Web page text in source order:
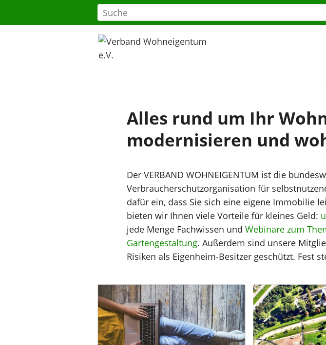
Alles rund um Ihr
modernisieren und
Der VERBAND WOHNEIGENTUM ist die
Verbraucherschutzorganisation für
dafür ein, dass Sie sich eine eigene Immobilie
bieten wir Ihnen viele Vorteile für kleines Geld:
jede Menge Fachwissen und Webinare zum
Gartengestaltung. Außerdem sind unsere
Risiken als Eigenheim-Besitzer geschützt. Fest